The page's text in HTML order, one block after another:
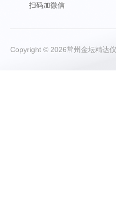
扫码加微信
Copyright © 2026常州金坛精达